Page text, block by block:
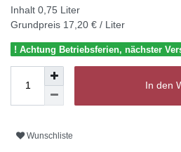
Inhalt 0,75 Liter
Grundpreis 17,20 € / Liter
! Achtung Betriebsferien, nächster
In den
Wunschliste